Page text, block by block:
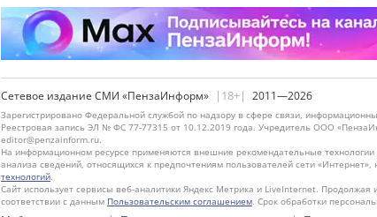
Сетевое издание СМИ «ПензаИнформ» |18+| 2011—2026
Зарегистрировано Федеральной службой по надзору в сфере связи,
Реестровая запись ЭЛ № ФС 77-77315 от 10.12.2019 года. Учредитель ООО
editor@penzainform.ru.
На информационном ресурсе применяются внешние рекомендательные
анализа сведений, относящихся к предпочтениям пользователей сети
технологий.
Сайт использует сервисы веб-аналитики Яндекс Метрика и LiveInternet.
соответствии с данным Пользовательским соглашением. Срок обработки